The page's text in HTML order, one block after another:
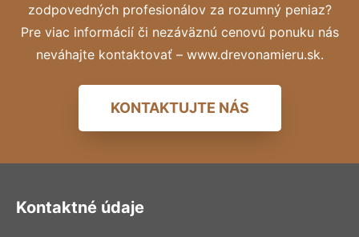
zodpovedných profesionálov za rozumný peniaz?
Pre viac informácií či nezáväznú cenovú ponuku nás
neváhajte kontaktovať – www.drevonamieru.sk.
KONTAKTUJTE NÁS
Kontaktné údaje